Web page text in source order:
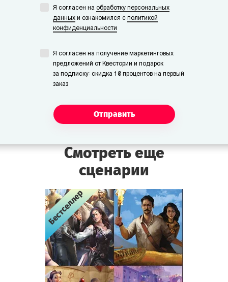
Я согласен на обработку персональных
данных и ознакомился с политикой
конфиденциальности
Я согласен на получение маркетинговых
предложений от Квестории и подарок
за подписку: скидка 10 процентов на первый
заказ
Отправить
Смотреть еще
сценарии
Бестселлер
Бестселлер
Бестселлер
Бестселлер